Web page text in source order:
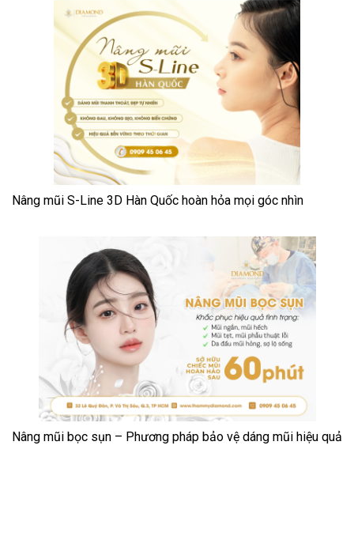
Nâng mũi S-Line 3D Hàn Quốc hoàn hỏa mọi góc nhìn
Nâng mũi bọc sụn – Phương pháp bảo vệ dáng mũi hiệu quả